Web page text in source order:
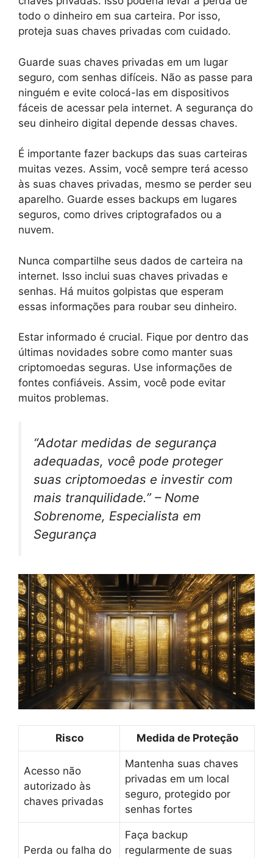
todo o dinheiro em sua carteira. Por isso,
proteja suas chaves privadas com cuidado.
Guarde suas chaves privadas em um lugar
seguro, com senhas difíceis. Não as passe para
ninguém e evite colocá-las em dispositivos
fáceis de acessar pela internet. A segurança do
seu dinheiro digital depende dessas chaves.
É importante fazer backups das suas carteiras
muitas vezes. Assim, você sempre terá acesso
às suas chaves privadas, mesmo se perder seu
aparelho. Guarde esses backups em lugares
seguros, como drives criptografados ou a
nuvem.
Nunca compartilhe seus dados de carteira na
internet. Isso inclui suas chaves privadas e
senhas. Há muitos golpistas que esperam
essas informações para roubar seu dinheiro.
Estar informado é crucial. Fique por dentro das
últimas novidades sobre como manter suas
criptomoedas seguras. Use informações de
fontes confiáveis. Assim, você pode evitar
muitos problemas.
“Adotar medidas de segurança
adequadas, você pode proteger
suas criptomoedas e investir com
mais tranquilidade.” – Nome
Sobrenome, Especialista em
Segurança
Risco Medida de Proteção
Acesso não
autorizado às
chaves privadas
Mantenha suas chaves
privadas em um local
seguro, protegido por
senhas fortes
Perda ou falha do
Faça backup
regularmente de suas